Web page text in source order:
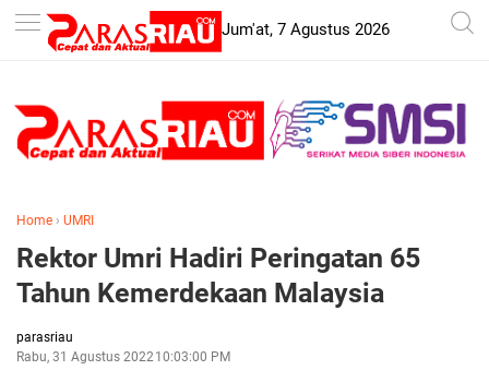
-->
Jum'at, 7 Agustus 2026
Home › UMRI
Rektor Umri Hadiri Peringatan 65
Tahun Kemerdekaan Malaysia
parasriau
Rabu, 31 Agustus 2022 10:03:00 PM